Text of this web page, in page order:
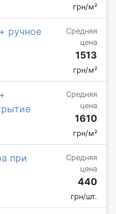
грн/м²
ручное
Средняя
цена
1513
грн/м²
Средняя
цена
1610
грн/м²
при
Средняя
цена
440
грн/шт.